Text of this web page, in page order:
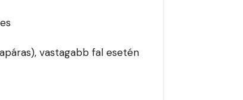
vastagabb fal esetén